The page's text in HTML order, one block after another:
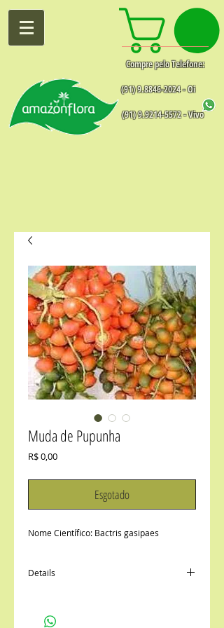
Compre pelo Telefone:
(91) 9.8846-2024- Oi
(91) 9.9214-5572- Vivo
Muda de Pupunha
R$ 0,00Preço
Esgotado
Nome Científico: Bactris gasipaes
Details
muda, solicite a cotação do frete através